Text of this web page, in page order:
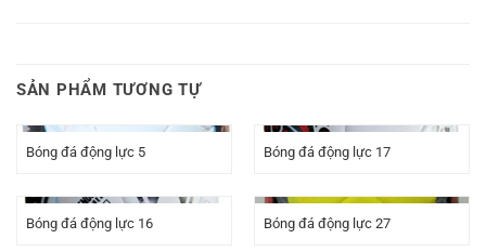
SẢN PHẨM TƯƠNG TỰ
Bóng đá động lực 5 Bóng đá động lực 17
Bóng đá động lực 16 Bóng đá động lực 27